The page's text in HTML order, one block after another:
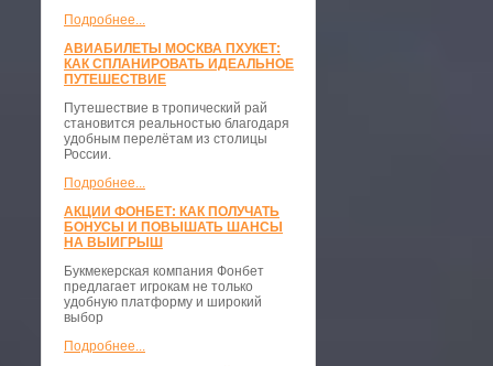
Подробнее...
АВИАБИЛЕТЫ МОСКВА ПХУКЕТ:
КАК СПЛАНИРОВАТЬ ИДЕАЛЬНОЕ
ПУТЕШЕСТВИЕ
Путешествие в тропический рай
становится реальностью благодаря
удобным перелётам из столицы
России.
Подробнее...
АКЦИИ ФОНБЕТ: КАК ПОЛУЧАТЬ
БОНУСЫ И ПОВЫШАТЬ ШАНСЫ
НА ВЫИГРЫШ
Букмекерская компания Фонбет
предлагает игрокам не только
удобную платформу и широкий
выбор
Подробнее...